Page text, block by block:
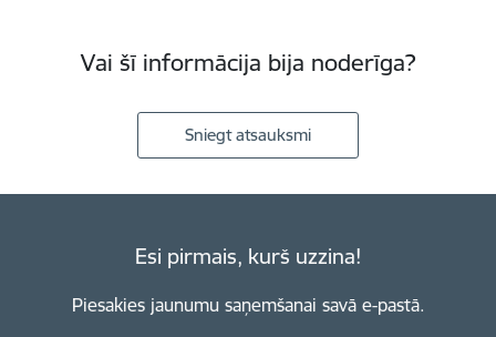
Vai šī informācija bija noderīga?
Sniegt atsauksmi
Esi pirmais, kurš uzzina!
Piesakies jaunumu saņemšanai savā e-pastā.